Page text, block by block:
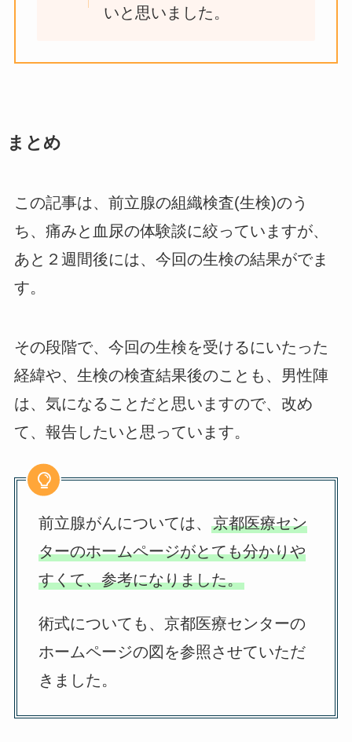
いと思いました。
まとめ
この記事は、前立腺の組織検査(生検)のう
ち、痛みと血尿の体験談に絞っていますが、
あと２週間後には、今回の生検の結果がでま
す。
その段階で、今回の生検を受けるにいたった
経緯や、生検の検査結果後のことも、男性陣
は、気になることだと思いますので、改め
て、報告したいと思っています。
前立腺がんについては、 京都医療セン
ターのホームページがとても分かりや
すくて、参考になりました。
術式についても、京都医療センターの
ホームページの図を参照させていただ
きました。